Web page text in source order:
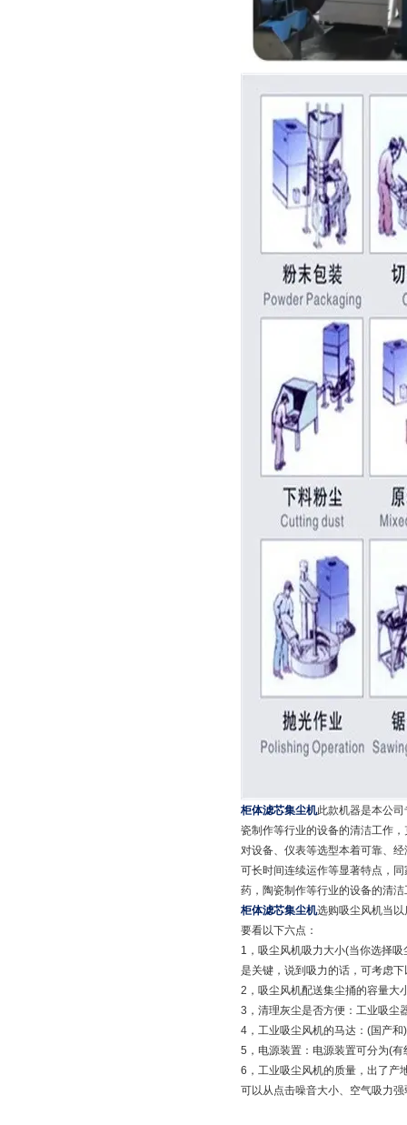
柜体滤芯集尘机此款机器是本公
瓷制作等行业的设备的清洁工作
对设备、仪表等选型本着可靠、
可长时间连续运作等显著特点，
药，陶瓷制作等行业的设备的清
柜体滤芯集尘机选购吸尘风机当
要看以下六点：
1，吸尘风机吸力大小(当你选择
是关键，说到吸力的话，可考虑
2，吸尘风机配送集尘捅的容量大
3，清理灰尘是否方便：工业吸尘
4，工业吸尘风机的马达：(国产和
5，电源装置：电源装置可分为(
6，工业吸尘风机的质量，出了产
可以从点击噪音大小、空气吸力